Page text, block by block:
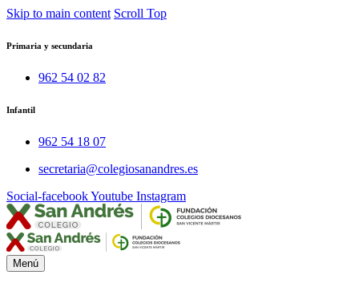
Skip to main content Scroll Top
Primaria y secundaria
962 54 02 82
Infantil
962 54 18 07
secretaria@colegiosanandres.es
Social-facebookYoutube Instagram
Menú